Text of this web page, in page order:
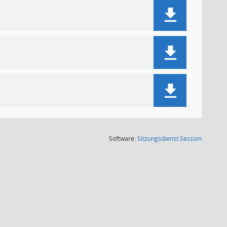
Software:SitzungsdienstSession(Wird in